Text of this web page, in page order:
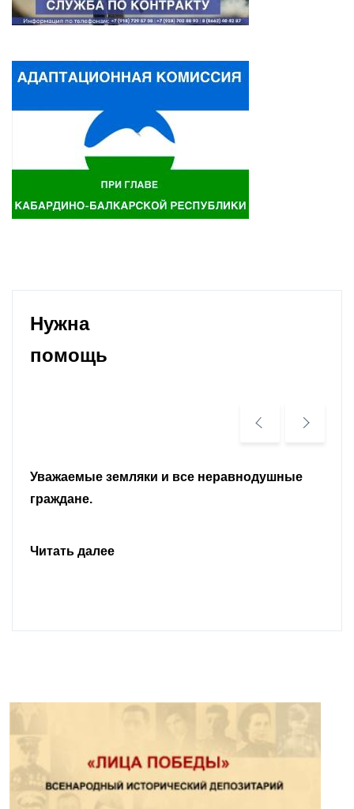
Нужна
помощь
Уважаемые земляки и все неравнодушные
граждане.
Читать далее